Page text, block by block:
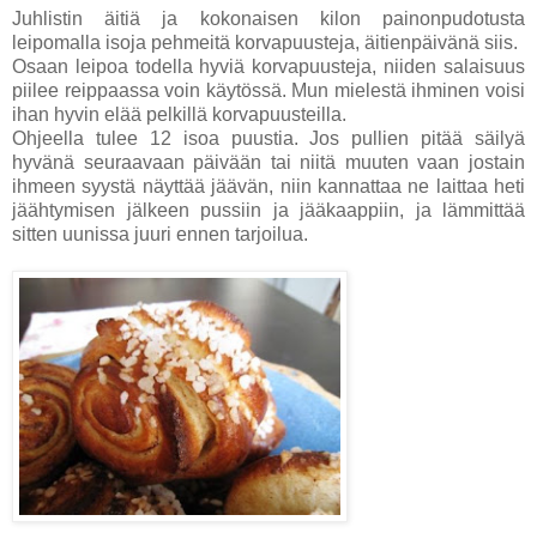
Juhlistin äitiä ja kokonaisen kilon painonpudotusta
leipomalla isoja pehmeitä korvapuusteja, äitienpäivänä siis.
Osaan leipoa todella hyviä korvapuusteja, niiden salaisuus
piilee reippaassa voin käytössä. Mun mielestä ihminen voisi
ihan hyvin elää pelkillä korvapuusteilla.
Ohjeella tulee 12 isoa puustia. Jos pullien pitää säilyä
hyvänä seuraavaan päivään tai niitä muuten vaan jostain
ihmeen syystä näyttää jäävän, niin kannattaa ne laittaa heti
jäähtymisen jälkeen pussiin ja jääkaappiin, ja lämmittää
sitten uunissa juuri ennen tarjoilua.